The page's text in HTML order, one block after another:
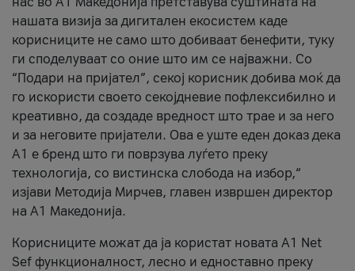
нашата визија за дигитален екосистем каде
корисниците не само што добиваат бенефити, туку
ги споделуваат со оние што им се најважни. Со
“Подари на пријател”, секој корисник добива моќ да
го искористи своето секојдневие пофлексибилно и
креативно, да создаде вредност што трае и за него
и за неговите пријатели. Ова е уште еден доказ дека
А1 е бренд што ги поврзува луѓето преку
технологија, со вистинска слобода на избор,“
изјави Методија Мирчев, главен извршен директор
на А1 Македонија.
Корисниците можат да ја користат новата А1 Net
Sef функционалност, лесно и едноставно преку